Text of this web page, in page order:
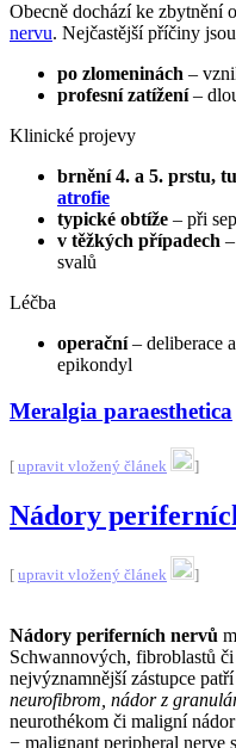
Obecně dochází ke zbytnění
nervu. Nejčastější příčiny
po zlomeninách –
profesní zatížení–
Klinické projevy
brnění 4. a 5. prstu,
atrofie
typické obtíže – při
v těžkých případech –
svalů
Léčba
operační– deliberace
epikondyl
Meralgia paraesthetica
[ upravit vložený článek ]
Nádory
[ upravit vložený článek ]
Nádory periferních nervů
Schwannových, fibroblastů
nejvýznamnější zástupce patří
neurofibrom, nádor z
neurothékom či maligní
− malignant peripheral nerve